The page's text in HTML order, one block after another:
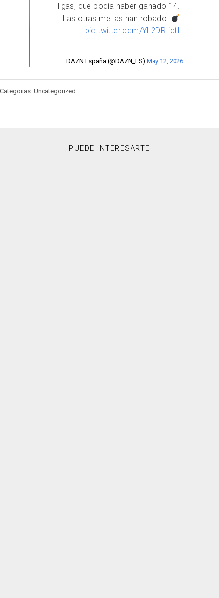
ligas, que podía haber ganado 14.
Las otras me las han robado"
pic.twitter.com/YL2DRIidtI
— DAZN España (@DAZN_ES)
May 12, 2026
Categorías: Uncategorized
PUEDE INTERESARTE